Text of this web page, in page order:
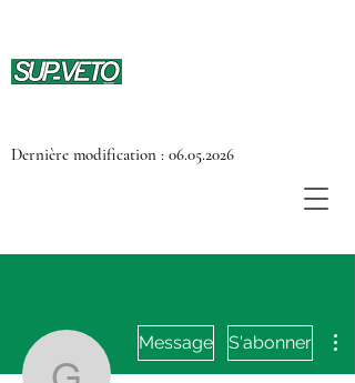
Dernière modification : 06.05.2026
Message S'abonner